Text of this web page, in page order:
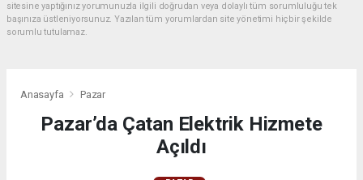
sitesine yaptığınız yorumunuzla ilgili doğrudan veya dolaylı tüm sorumluluğu tek
başınıza üstleniyorsunuz. Yazılan tüm yorumlardan site yönetimi hiçbir şekilde
sorumlu tutulamaz.
Anasayfa Pazar
Pazar’da Çatan Elektrik Hizmete
Açıldı